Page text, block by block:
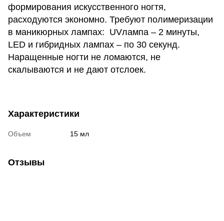
формирования искусственного ногтя,
расходуются экономно. Требуют полимеризации
в маникюрных лампах: UVлампа – 2 минуты,
LED и гибридных лампах – по 30 секунд.
Наращенные ногти не ломаются, не
скалываются и не дают отслоек.
Характеристики
Объем 15 мл
Отзывы